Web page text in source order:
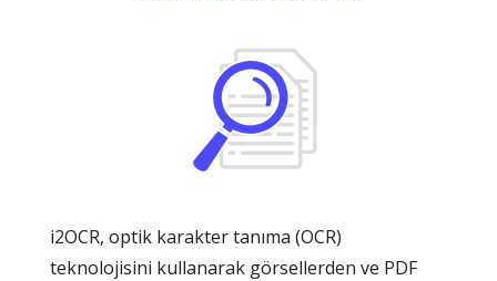
i2OCR, optik karakter tanıma (OCR)
teknolojisini kullanarak görsellerden ve PDF